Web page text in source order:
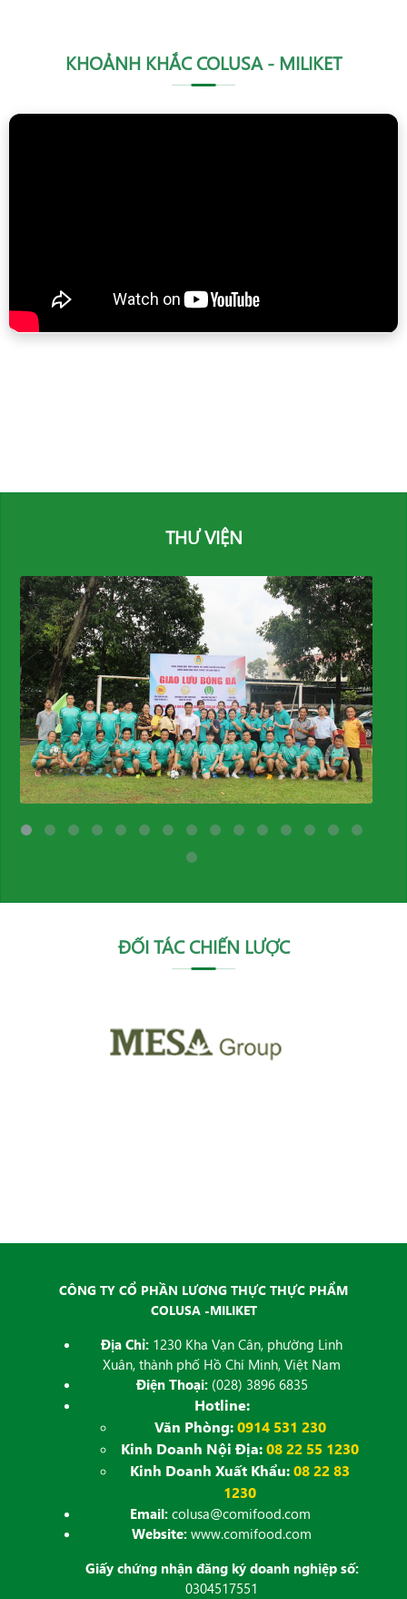
KHOẢNH KHẮC COLUSA - MILIKET
THƯ VIỆN
ĐỐI TÁC CHIẾN LƯỢC
CÔNG TY CỔ PHẦN LƯƠNG THỰC THỰC PHẨM
COLUSA -MILIKET
Địa Chỉ: 1230 Kha Vạn Cân, phường Linh
Xuân, thành phố Hồ Chí Minh, Việt Nam
Điện Thoại:(028) 3896 6835
Hotline:
Văn Phòng: 0914 531 230
Kinh Doanh Nội Địa:08 22 55 1230
Kinh Doanh Xuất Khẩu:08 22 83
1230
Email:colusa@comifood.com
Website: www.comifood.com
Giấy chứng nhận đăng ký doanh nghiệp số:
0304517551